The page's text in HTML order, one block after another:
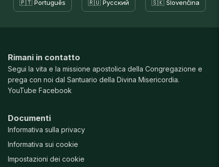
🇵🇹 Português 🇷🇺 Русский 🇸🇰 Slovenčina
Rimani in contatto
Segui la vita e la missione apostolica della Congregazione e
prega con noi dal Santuario della Divina Misericordia.
YouTube Facebook
Documenti
Informativa sulla privacy
Informativa sui cookie
Impostazioni dei cookie